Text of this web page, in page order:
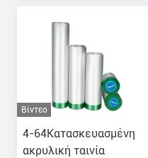
Βίντεο
4-64Κατασκευασμένη
ακρυλική ταινία